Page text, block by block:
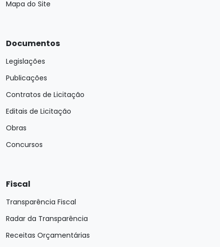
Mapa do Site
Documentos
Legislações
Publicações
Contratos de Licitação
Editais de Licitação
Obras
Concursos
Fiscal
Transparência Fiscal
Radar da Transparência
Receitas Orçamentárias